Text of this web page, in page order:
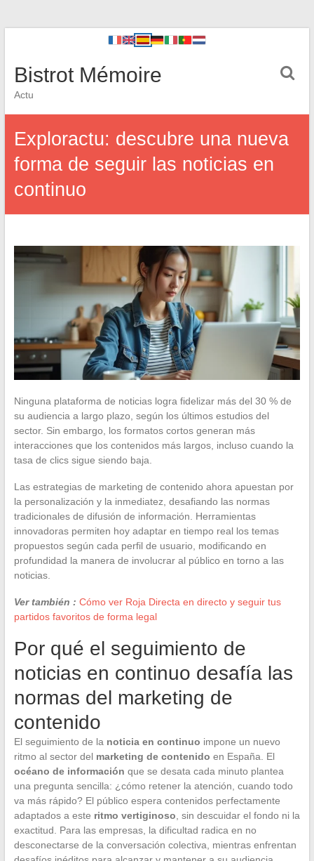
Bistrot Mémoire
Actu
Exploractu: descubre una nueva
forma de seguir las noticias en
continuo
Ninguna plataforma de noticias logra fidelizar más del 30 % de
su audiencia a largo plazo, según los últimos estudios del
sector. Sin embargo, los formatos cortos generan más
interacciones que los contenidos más largos, incluso cuando la
tasa de clics sigue siendo baja.
Las estrategias de marketing de contenido ahora apuestan por
la personalización y la inmediatez, desafiando las normas
tradicionales de difusión de información. Herramientas
innovadoras permiten hoy adaptar en tiempo real los temas
propuestos según cada perfil de usuario, modificando en
profundidad la manera de involucrar al público en torno a las
noticias.
Ver también : Cómo ver Roja Directa en directo y seguir tus
partidos favoritos de forma legal
Por qué el seguimiento de
noticias en continuo desafía las
normas del marketing de
contenido
El seguimiento de la noticia en continuo impone un nuevo
ritmo al sector del marketing de contenido en España. El
océano de información que se desata cada minuto plantea
una pregunta sencilla: ¿cómo retener la atención, cuando todo
va más rápido? El público espera contenidos perfectamente
adaptados a este ritmo vertiginoso , sin descuidar el fondo ni la
exactitud. Para las empresas, la dificultad radica en no
desconectarse de la conversación colectiva, mientras enfrentan